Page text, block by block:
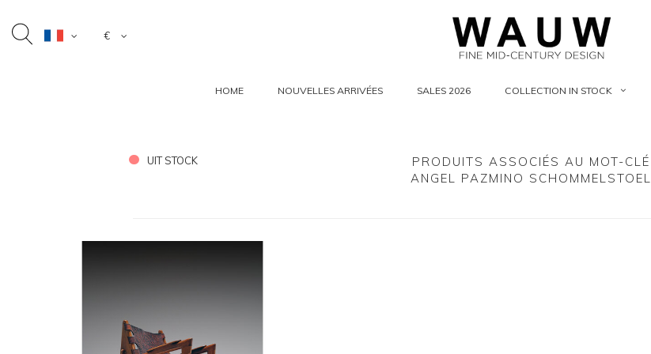
€
HOME NOUVELLES ARRIVÉES SALES 2026 COLLECTION IN STOCK
UIT STOCK
PRODUITS ASSOCIÉS AU MOT-CLÉ
ANGEL PAZMINO SCHOMMELSTOEL